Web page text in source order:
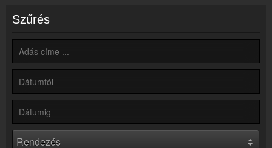
Írj nekünk!
Partnerek
Rádiós partnerek
Rádió beágyazás
Ágyazd be weboldaladba
Online rádió készítés
Készítés lépésről lépésre
Szűrés